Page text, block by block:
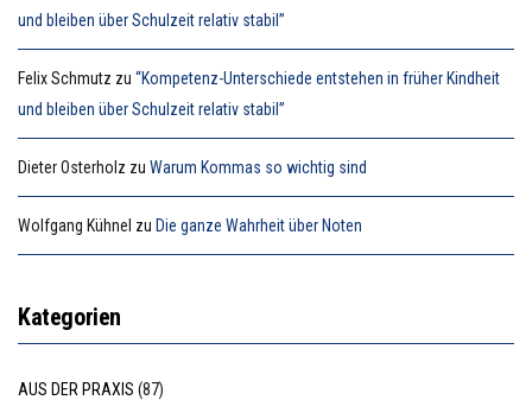
und bleiben über Schulzeit relativ stabil”
Felix Schmutz zu “Kompetenz-Unterschiede entstehen in früher Kindheit
und bleiben über Schulzeit relativ stabil”
Dieter Osterholz zu Warum Kommas so wichtig sind
Wolfgang Kühnel zu Die ganze Wahrheit über Noten
Kategorien
AUS DER PRAXIS (87)